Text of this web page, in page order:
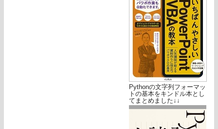
Pythonの文字列フォーマッ
トの基本をキンドル本とし
てまとめました↓↓